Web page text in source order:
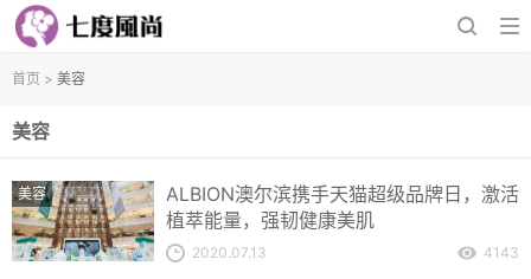
首页 > 美容
美容
美容
ALBION澳尔滨携手天猫超级品牌日，激活
植萃能量，强韧健康美肌
2020.07.13 4143